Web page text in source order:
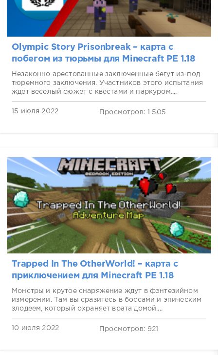
Olympic Story Prisonbreak – карта с
побегом из тюрьмы для Minecraft PE 1.18
Незаконно арестованные заключенные бегут из-под
тюремного заключения. Участников этого испытания
ждет веселый сюжет с квестами и паркуром....
15 июля 2022 Просмотров: 1 505
Trapped In The OtherWorld! – карта с
приключением для Minecraft PE 1.18
Монстры и крутое снаряжение ждут в фэнтезийном
измерении. Там вы сразитесь в боссами и эпическим
злодеем, который охраняет врата домой....
10 июля 2022 Просмотров: 921